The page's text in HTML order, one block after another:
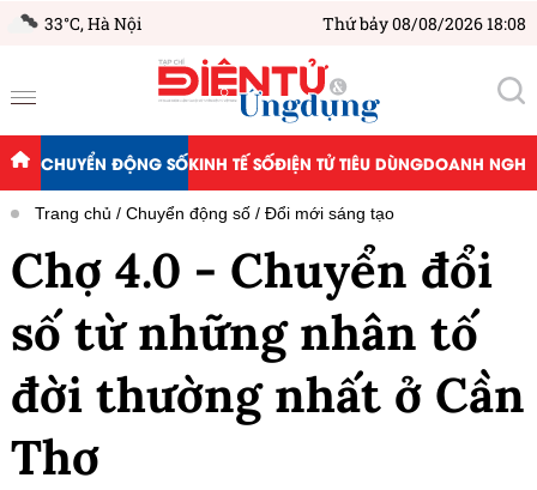
33°C,Hà Nội Thứ bảy 08/08/2026 18:08
CHUYỂN ĐỘNG SỐKINH TẾ SỐĐIỆN TỬ TIÊU DÙNGDOANH
Trang chủ Chuyển động số Đổi mới sáng tạo
Chợ 4.0 - Chuyển đổi
số từ những nhân tố
đời thường nhất ở Cần
Thơ